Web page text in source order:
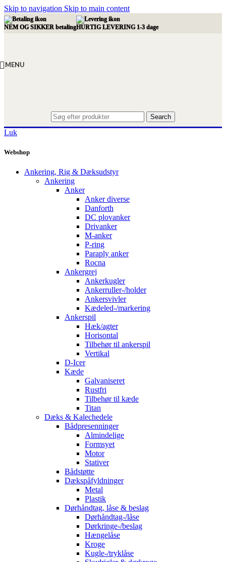
Skip to navigation Skip to main content
NEM OG SIKKER betalingHURTIG LEVERING 1-3 dage
MENU
Search
Luk
Webshop
Ankering, Rig & Dæksudstyr
Ankering
Anker
Anker diverse
Danforth
DC plovanker
Drivanker
M-anker
P-ring
Paraply anker
Rocna
Ankergrej
Ankerkugler
Ankerruller-/holder
Ankersvivler
Kædeled-/markering
Ankerspil
Hæk/agter
Horisontal
Tilbehør til ankerspil
Vertikal
D-Icer
Kæde
Galvaniseret
Rustfri
Tilbehør til kæde
Titan
Dæks & Kalechedele
Bådpresenninger
Almindelige
Formsyet
Motor
Stativer
Bådstøtte
Dækspåfyldninger
Metal
Plastik
Dørhåndtag, låse & beslag
Dørhåndtag-/låse
Dørkringe-/beslag
Hængelåse
Kroge
Kugle-/tryklåse